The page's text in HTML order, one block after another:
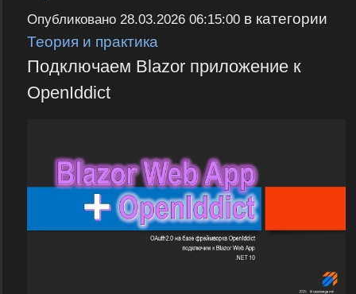
Опубликовано 28.03.2026 06:15:00в категории
Теория и практика
Подключаем Blazor приложение к
OpenIddict